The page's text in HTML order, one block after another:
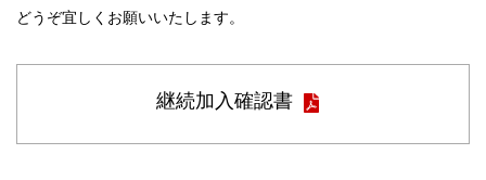
どうぞ宜しくお願いいたします。
継続加入確認書